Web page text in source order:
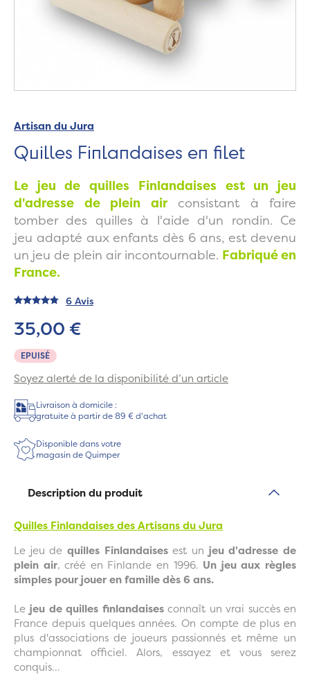
Artisan du Jura
Quilles Finlandaises en filet
Le jeu de quilles Finlandaises est un jeu
d'adresse de plein airconsistant à faire
tomber des quilles à l'aide d'un rondin. Ce
jeu adapté aux enfants dès 6 ans, est devenu
un jeu de plein air incontournable. Fabriqué en
France.
6 Avis
EPUISÉ
35,00 €
Soyez alerté de la disponibilité d’un article
Livraison à domicile :
gratuite à partir de 89 € d'achat
Disponible dans votre
magasin de Quimper
Description du produit
Quilles Finlandaises des Artisans du Jura
Le jeu de quilles Finlandaisesest un jeu d'adresse de
plein air, créé en Finlande en 1996. Un jeu aux règles
simples pour jouer en famille dès 6 ans.
Le jeu de quilles finlandaisesconnaît un vrai succès en
France depuis quelques années. On compte de plus en
plus d'associations de joueurs passionnés et même un
championnat officiel. Alors, essayez et vous serez
conquis...